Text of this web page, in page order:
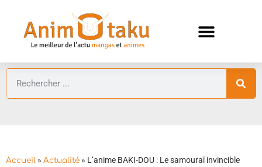
Accueil » Actualité » L’anime BAKI-DOU : Le samouraï invincible